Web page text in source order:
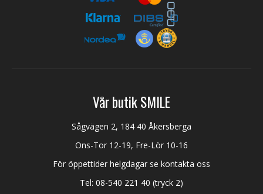
Vår butik SMILE
Sågvägen 2, 184 40 Åkersberga
Ons-Tor 12-19, Fre-Lör 10-16
För öppettider helgdagar se kontakta oss
Tel: 08-540 221 40 (tryck 2)